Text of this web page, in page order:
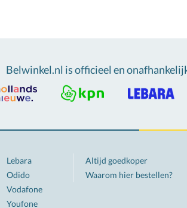
Belwinkel.nl is officieel en
Lebara
Odido
Vodafone
Youfone
Altijd goedkoper
Waarom hier bestellen?